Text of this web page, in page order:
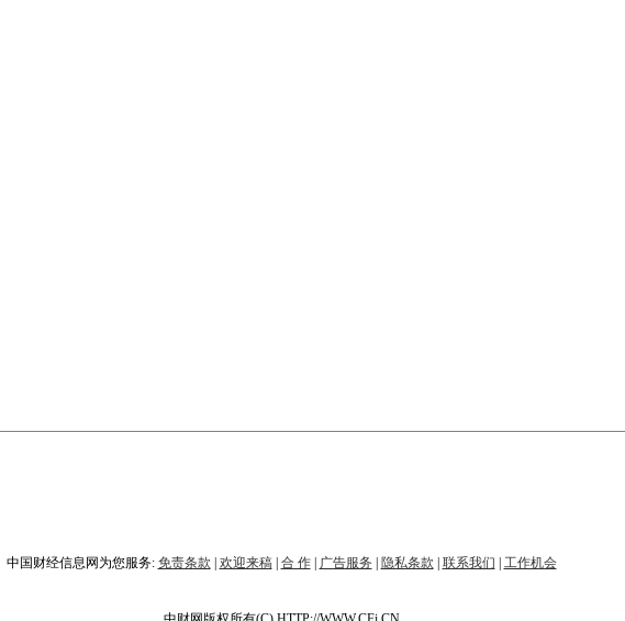
中国财经信息网为您服务: 免责条款 欢迎来稿| 合 作| 广告服务 隐私条款 联系我们 工作机会